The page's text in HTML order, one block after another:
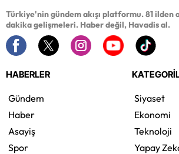
Türkiye'nin gündem akışı platformu. 81 ilden
dakika gelişmeleri. Haber değil, Havadis al.
HABERLER
Gündem
Haber
Asayiş
Spor
Siyaset
Ekonomi
Teknoloji
Yapay